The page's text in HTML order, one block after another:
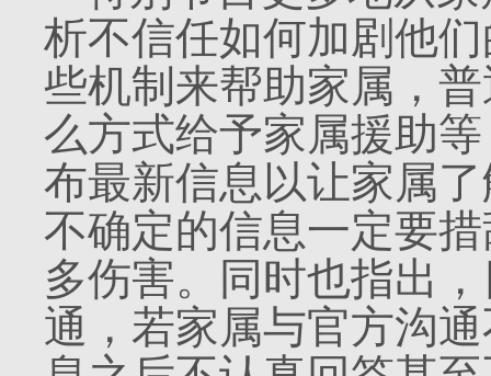
析不信任如何加剧他
些机制来帮助家属，
么方式给予家属援助
布最新信息以让家属
不确定的信息一定要
多伤害。同时也指出
通，若家属与官方沟